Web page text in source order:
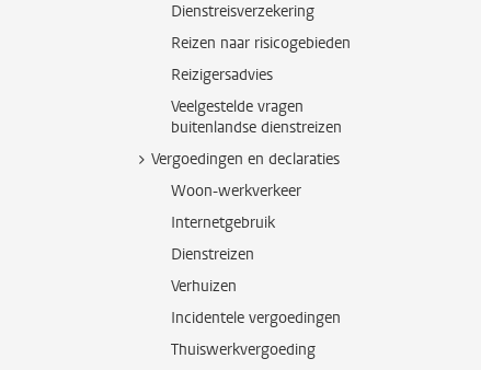
Dienstreisverzekering
Reizen naar risicogebieden
Reizigersadvies
Veelgestelde vragen
buitenlandse dienstreizen
Vergoedingen en declaraties
Woon-werkverkeer
Internetgebruik
Dienstreizen
Verhuizen
Incidentele vergoedingen
Thuiswerkvergoeding